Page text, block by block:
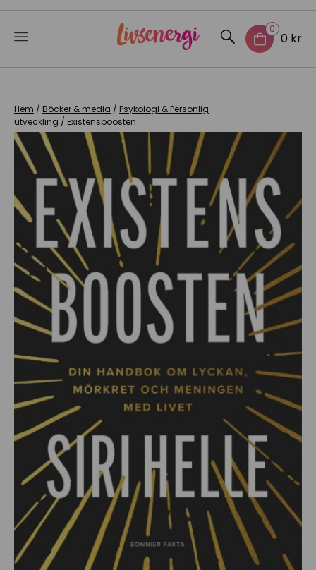
content
0
0 kr
Hem / Böcker & media / Psykologi & Personlig
utveckling / Existensboosten